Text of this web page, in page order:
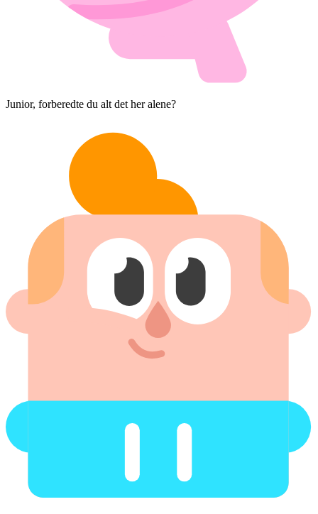
Junior, forberedte du alt det her alene?